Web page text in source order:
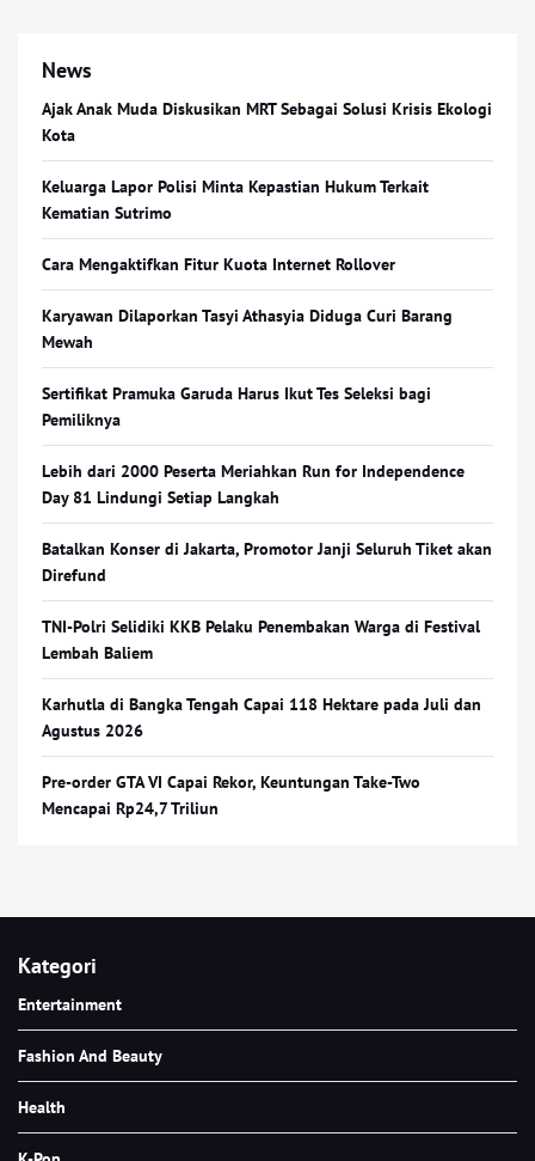
News
Ajak Anak Muda Diskusikan MRT Sebagai Solusi Krisis Ekologi
Kota
Keluarga Lapor Polisi Minta Kepastian Hukum Terkait
Kematian Sutrimo
Cara Mengaktifkan Fitur Kuota Internet Rollover
Karyawan Dilaporkan Tasyi Athasyia Diduga Curi Barang
Mewah
Sertifikat Pramuka Garuda Harus Ikut Tes Seleksi bagi
Pemiliknya
Lebih dari 2000 Peserta Meriahkan Run for Independence
Day 81 Lindungi Setiap Langkah
Batalkan Konser di Jakarta, Promotor Janji Seluruh Tiket akan
Direfund
TNI-Polri Selidiki KKB Pelaku Penembakan Warga di Festival
Lembah Baliem
Karhutla di Bangka Tengah Capai 118 Hektare pada Juli dan
Agustus 2026
Pre-order GTA VI Capai Rekor, Keuntungan Take-Two
Mencapai Rp24,7 Triliun
Kategori
Entertainment
Fashion And Beauty
Health